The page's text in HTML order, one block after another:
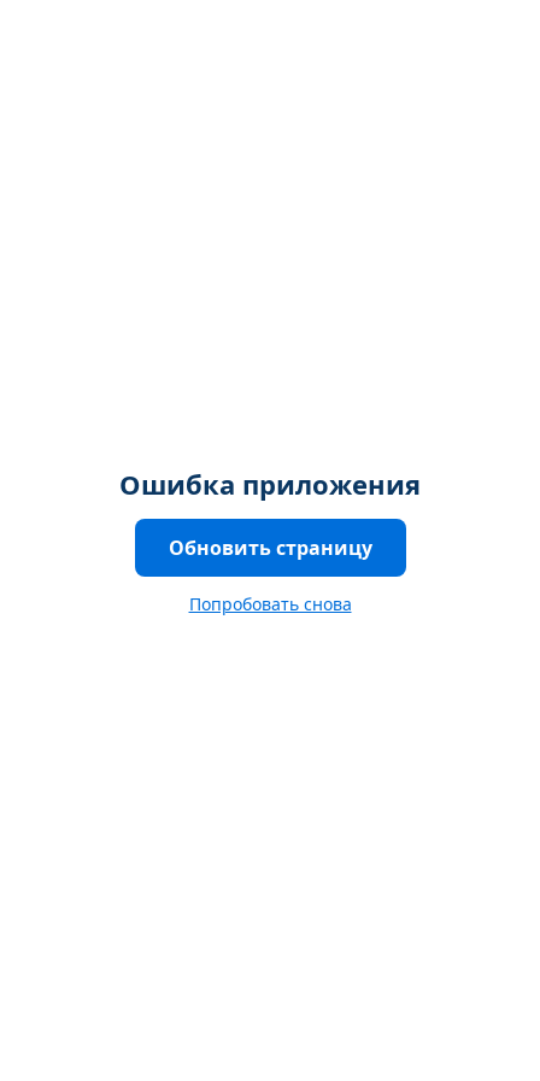
Ошибка приложения
Обновить страницу
Попробовать снова